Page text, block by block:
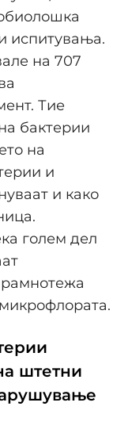
испитувања.
на 707
Тие
бактерии
на
и
и како
голем дел
штетни